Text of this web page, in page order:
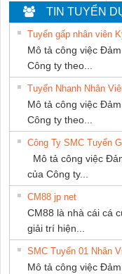
DONG THANH
TIN TUYỂN
Tuyển gấp nhân viên
Mô tả công việc
Công ty theo...
Tuyển Nhanh Nhân
Mô tả công việc
Công ty theo...
Công Ty SMC Tuyển
Mô tả công việc
của Công ty...
CM88 jp net
CM88 là nhà cái cá
giải trí hiện...
SMC Tuyển 01 Nhân
Mô tả công việc